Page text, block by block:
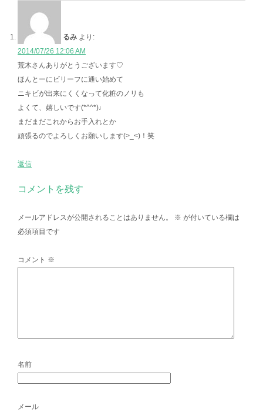
るみ より:
2014/07/26 12:06 AM
荒木さんありがとうございます♡
ほんとーにビリーフに通い始めて
ニキビが出来にくくなって化粧のノリも
よくて、嬉しいです(*^^*)♩
まだまだこれからお手入れとか
頑張るのでよろしくお願いします(>_<)！笑
返信
コメントを残す
メールアドレスが公開されることはありません。 ※ が付いている欄は
必須項目です
コメント ※
名前
メール